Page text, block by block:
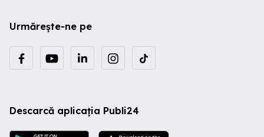
Urmărește-ne pe
Descarcă aplicația Publi24